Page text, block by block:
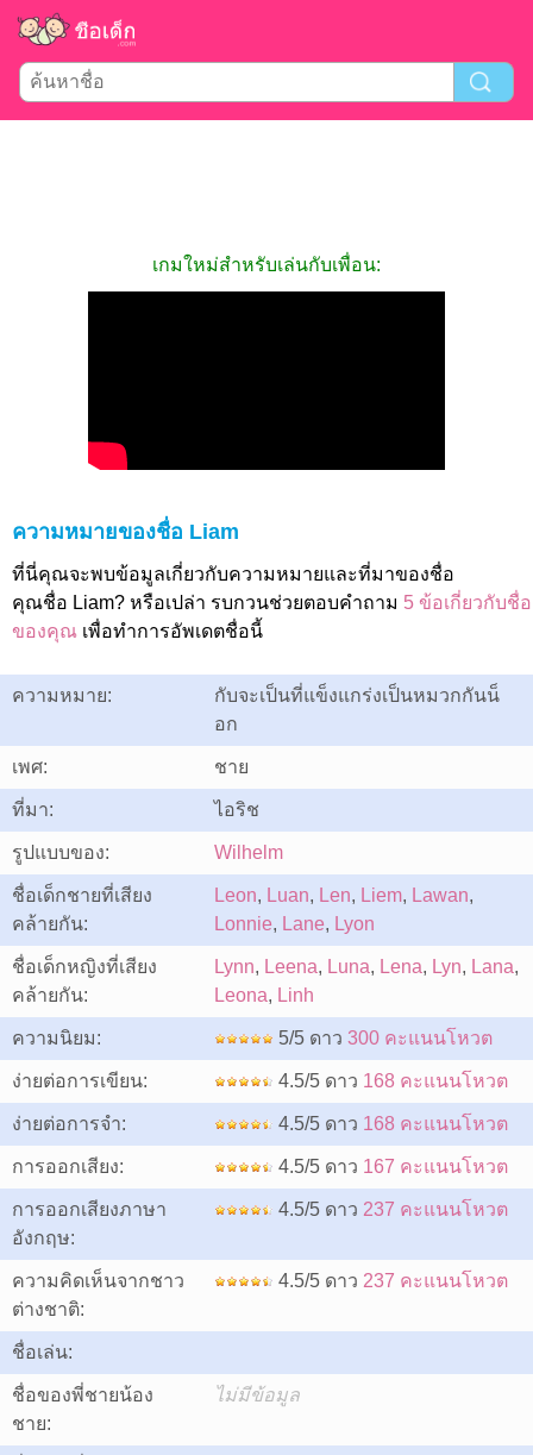
เกมใหม่สำหรับเล่นกับเพื่อน:
ความหมายของชื่อ Liam
ที่นี่คุณจะพบข้อมูลเกี่ยวกับความหมายและที่มาของชื่อ
คุณชื่อ Liam? หรือเปล่า รบกวนช่วยตอบคำถาม 5 ข้อเกี่ยวกับชื่อ
ของคุณ เพื่อทำการอัพเดตชื่อนี้
ความหมาย:
กับจะเป็นที่แข็งแกร่งเป็นหมวกกันน็
อก
เพศ: ชาย
ที่มา: ไอริช
รูปแบบของ: Wilhelm
ชื่อเด็กชายที่เสียง
คล้ายกัน:
Leon, Luan, Len, Liem, Lawan,
Lonnie, Lane, Lyon
ชื่อเด็กหญิงที่เสียง
คล้ายกัน:
Lynn, Leena, Luna, Lena, Lyn, Lana,
Leona, Linh
ความนิยม: 5/5 ดาว 300 คะแนนโหวต
ง่ายต่อการเขียน: 4.5/5 ดาว 168 คะแนนโหวต
ง่ายต่อการจำ: 4.5/5 ดาว 168 คะแนนโหวต
การออกเสียง: 4.5/5 ดาว 167 คะแนนโหวต
การออกเสียงภาษา
อังกฤษ:
4.5/5 ดาว 237 คะแนนโหวต
ความคิดเห็นจากชาว
ต่างชาติ:
4.5/5 ดาว 237 คะแนนโหวต
ชื่อเล่น:
ชื่อของพี่ชายน้อง
ชาย:
ไม่มีข้อมูล